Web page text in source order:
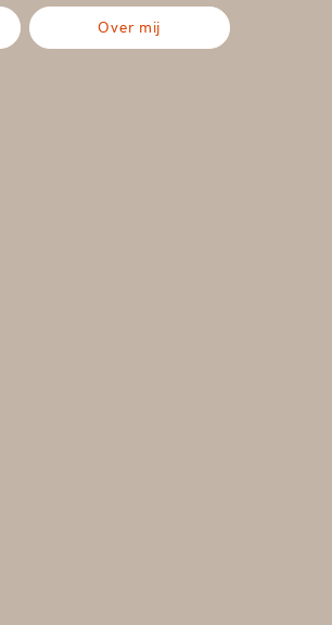
Over mij